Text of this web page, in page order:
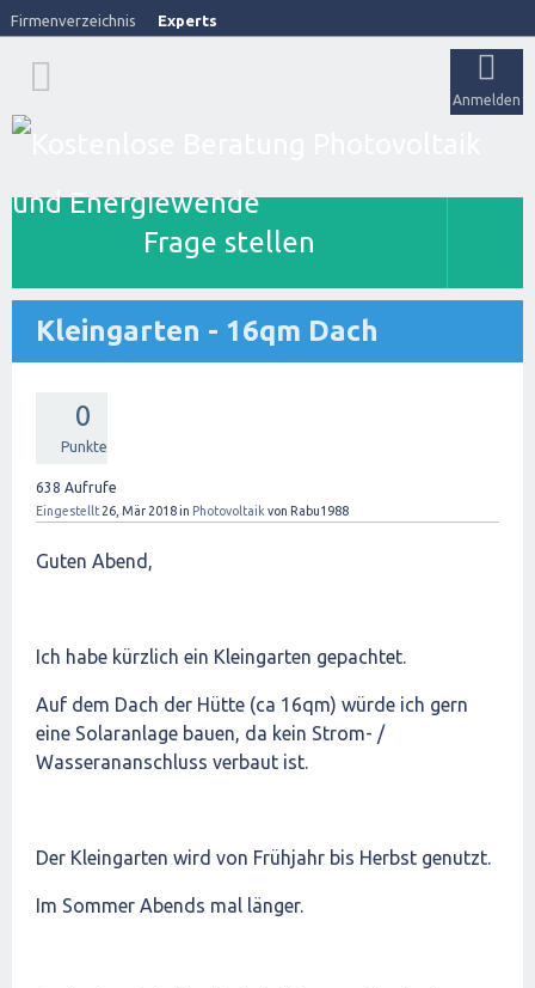
Firmenverzeichnis Experts
Anmelden
Frage stellen
Kleingarten - 16qm Dach
0
Punkte
638 Aufrufe
Eingestellt 26, Mär 2018in Photovoltaik von Rabu1988
Guten Abend,
Ich habe kürzlich ein Kleingarten gepachtet.
Auf dem Dach der Hütte (ca 16qm) würde ich gern
eine Solaranlage bauen, da kein Strom- /
Wasserananschluss verbaut ist.
Der Kleingarten wird von Frühjahr bis Herbst genutzt.
Im Sommer Abends mal länger.